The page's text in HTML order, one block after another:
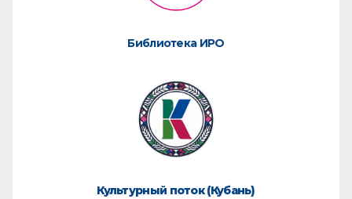
Библиотека ИРО
Культурный поток (Кубань)